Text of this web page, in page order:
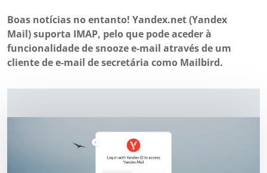
Boas notícias no entanto! Yandex.net (Yandex
Mail) suporta IMAP, pelo que pode aceder à
funcionalidade de snooze e-mail através de um
cliente de e-mail de secretária como Mailbird.